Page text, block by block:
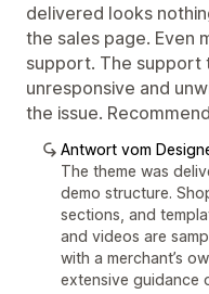
delivered looks
the sales page. Even
support. The support
unresponsive and
the issue.
Antwort vom
The theme was
demo structure.
sections, and
and videos are
with a merchant’s
extensive guidance